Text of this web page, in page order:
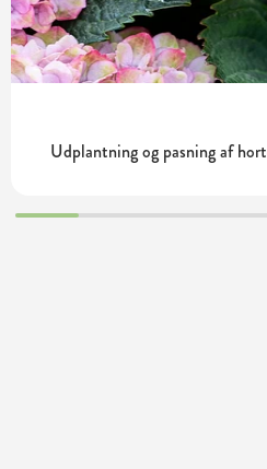
Udplantning og pasning af